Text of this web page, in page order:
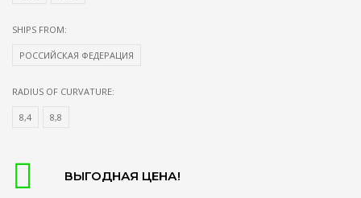
SHIPS FROM:
РОССИЙСКАЯ ФЕДЕРАЦИЯ
RADIUS OF CURVATURE:
8,4 8,8
ВЫГОДНАЯ ЦЕНА!